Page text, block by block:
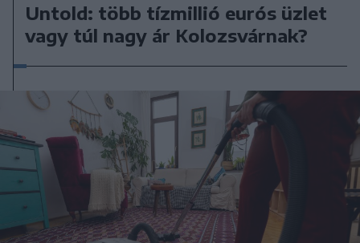
Untold: több tízmillió eurós üzlet
vagy túl nagy ár Kolozsvárnak?